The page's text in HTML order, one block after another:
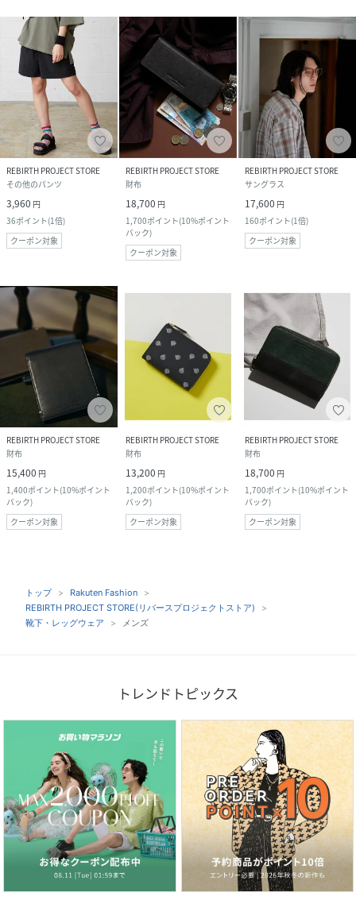
REBIRTH PROJECT STORE
その他のパンツ
3,960 円
36ポイント(1倍)
クーポン対象
REBIRTH PROJECT STORE
財布
18,700 円
1,700ポイント(10%ポイント
バック)
クーポン対象
REBIRTH PROJECT STORE
サングラス
17,600 円
160ポイント(1倍)
クーポン対象
REBIRTH PROJECT STORE
財布
15,400 円
1,400ポイント(10%ポイント
バック)
クーポン対象
REBIRTH PROJECT STORE
財布
13,200 円
1,200ポイント(10%ポイント
バック)
クーポン対象
REBIRTH PROJECT STORE
財布
18,700 円
1,700ポイント(10%ポイント
バック)
クーポン対象
トップ
Rakuten Fashion
REBIRTH PROJECT STORE(リバースプロジェクトストア)
靴下・レッグウェア
メンズ
トレンドトピックス